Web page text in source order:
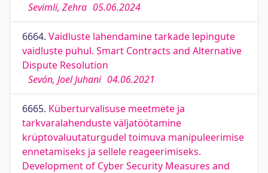
Sevimli, Zehra 05.06.2024
6664. Vaidluste lahendamine tarkade lepingute
vaidluste puhul. Smart Contracts and Alternative
Dispute Resolution
Sevón, Joel Juhani 04.06.2021
6665. Küberturvalisuse meetmete ja
tarkvaralahenduste väljatöötamine
krüptovaluutaturgudel toimuva manipuleerimise
ennetamiseks ja sellele reageerimiseks.
Development of Cyber Security Measures and